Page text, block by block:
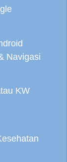
Navigasi
KW